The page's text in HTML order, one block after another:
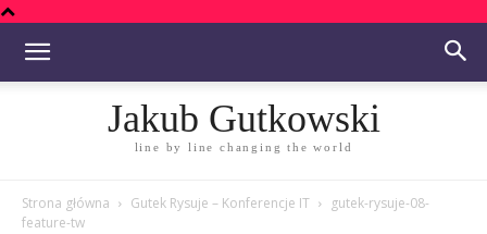
Jakub Gutkowski
line by line changing the world
Strona główna Gutek Rysuje – Konferencje IT
gutek-rysuje-08-
feature-tw